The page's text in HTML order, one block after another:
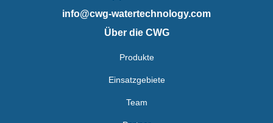
info@cwg-watertechnology.com
Über die CWG
Produkte
Einsatzgebiete
Team